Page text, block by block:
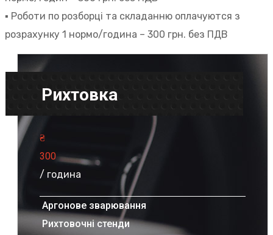
▪︎ Роботи по розборці та складанню оплачуются з
розрахунку 1 нормо/година – 300 грн. без ПДВ
Рихтовка
₴
300
/ година
Аргонове зварювання
Рихтовочні стенди